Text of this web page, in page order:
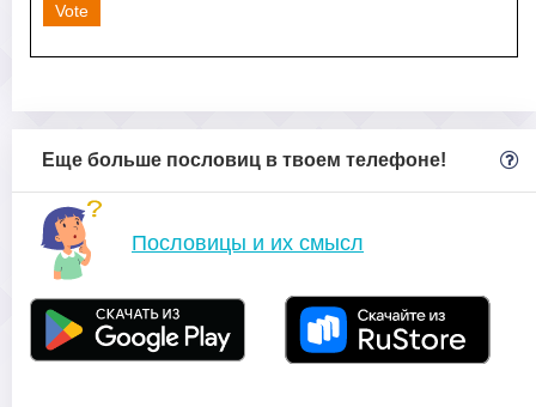
Vote
Еще больше пословиц в твоем телефоне!
Пословицы и их смысл